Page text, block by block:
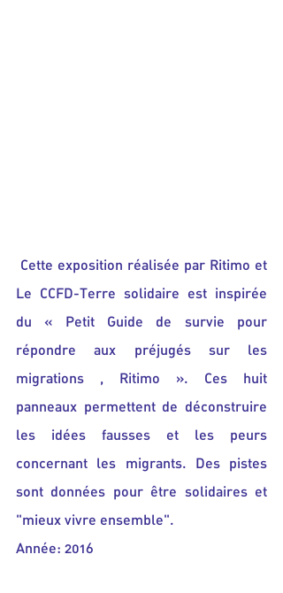
Cette exposition réalisée par Ritimo et
Le CCFD-Terre solidaire est inspirée
du « Petit Guide de survie pour
répondre aux préjugés sur les
migrations , Ritimo ». Ces huit
panneaux permettent de déconstruire
les idées fausses et les peurs
concernant les migrants. Des pistes
sont données pour être solidaires et
"mieux vivre ensemble".
Année: 2016